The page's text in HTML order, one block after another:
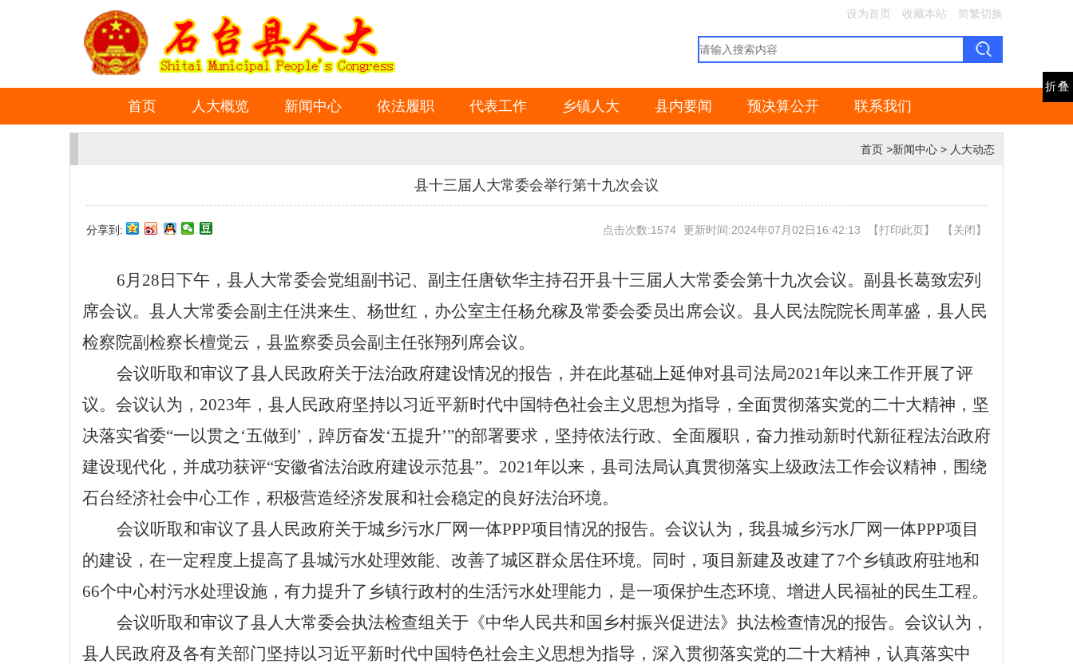
折叠
设为首页 收藏本站 简繁切换
首页 人大概览 新闻中心 依法履职 代表工作 乡镇人大 县内要闻 预决算公开 联系我们
首页 >新闻中心 > 人大动态
县十三届人大常委会举行第十九次会议
分享到: 点击次数:1574 更新时间:2024年07月02日16:42:13 【打印此页】 【关闭】
6月28日下午，县人大常委会党组副书记、副主任唐钦华主持召开县十三届人大常委会第十九次会议。副县长葛致宏列
席会议。县人大常委会副主任洪来生、杨世红，办公室主任杨允稼及常委会委员出席会议。县人民法院院长周革盛，县人民
检察院副检察长檀觉云，县监察委员会副主任张翔列席会议。
会议听取和审议了县人民政府关于法治政府建设情况的报告，并在此基础上延伸对县司法局2021年以来工作开展了评
议。会议认为，2023年，县人民政府坚持以习近平新时代中国特色社会主义思想为指导，全面贯彻落实党的二十大精神，坚
决落实省委“一以贯之‘五做到’，踔厉奋发‘五提升’”的部署要求，坚持依法行政、全面履职，奋力推动新时代新征程法治政府
建设现代化，并成功获评“安徽省法治政府建设示范县”。2021年以来，县司法局认真贯彻落实上级政法工作会议精神，围绕
石台经济社会中心工作，积极营造经济发展和社会稳定的良好法治环境。
会议听取和审议了县人民政府关于城乡污水厂网一体PPP项目情况的报告。会议认为，我县城乡污水厂网一体PPP项目
的建设，在一定程度上提高了县城污水处理效能、改善了城区群众居住环境。同时，项目新建及改建了7个乡镇政府驻地和
66个中心村污水处理设施，有力提升了乡镇行政村的生活污水处理能力，是一项保护生态环境、增进人民福祉的民生工程。
会议听取和审议了县人大常委会执法检查组关于《中华人民共和国乡村振兴促进法》执法检查情况的报告。会议认为，
县人民政府及各有关部门坚持以习近平新时代中国特色社会主义思想为指导，深入贯彻落实党的二十大精神，认真落实中